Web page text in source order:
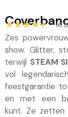
★★★★★
★★★★★ 16
Zes
show. Glitter,
terwijl STEAM
vol
feestgarantie
en met een
kunt. Ze